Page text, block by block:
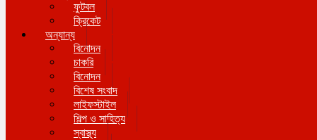
ফুটবল
ক্রিকেট
অন্যান্য
বিনোদন
চাকরি
বিনোদন
বিশেষ সংবাদ
লাইফস্টাইল
শিল্প ও সাহিত্য
স্বাস্থ্য